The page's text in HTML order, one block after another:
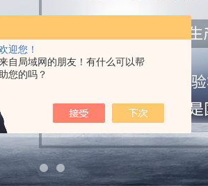
迎您！
自局域网的朋友！有什么可以帮
助您的吗？